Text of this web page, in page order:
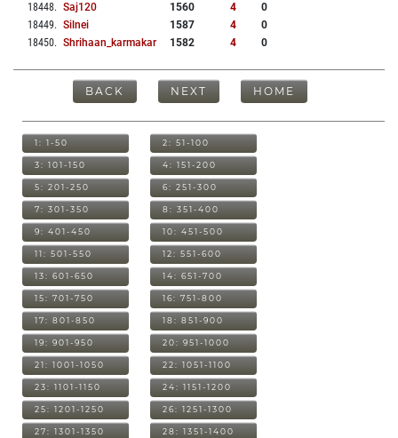
18448. Saj120 1560 4
0
18449. Silnei 1587 4
0
18450. Shrihaan_karmakar 1582 4 0
BACK NEXT HOME
1: 1-50 2: 51-100
3: 101-150 4: 151-200
5: 201-250 6: 251-300
7: 301-350 8: 351-400
9: 401-450 10: 451-500
11: 501-550 12: 551-600
13: 601-650 14: 651-700
15: 701-750 16: 751-800
17: 801-850 18: 851-900
19: 901-950 20: 951-1000
21: 1001-1050 22: 1051-1100
23: 1101-1150 24: 1151-1200
25: 1201-1250 26: 1251-1300
27: 1301-1350 28: 1351-1400